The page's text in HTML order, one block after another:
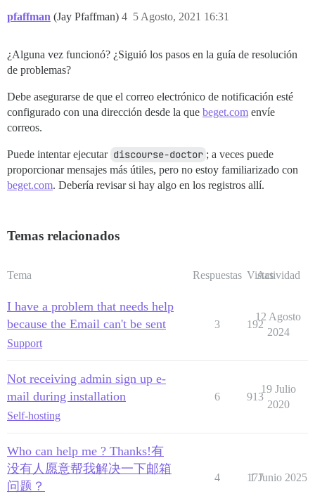
pfaffman (Jay Pfaffman) 5 Agosto, 2021 16:31
4
¿Alguna vez funcionó? ¿Siguió los pasos en la guía de resolución
de problemas?
Debe asegurarse de que el correo electrónico de notificación esté
configurado con una dirección desde la que beget.com envíe
correos.
Puede intentar ejecutar discourse-doctor ; a veces puede
proporcionar mensajes más útiles, pero no estoy familiarizado con
beget.com. Debería revisar si hay algo en los registros allí.
Temas relacionados
Tema Respuestas Vistas
Actividad
I have a problem that needs help
because the Email can't be sent
Support
3 192
12 Agosto
2024
Not receiving admin sign up e-
mail during installation
Self-hosting
6 913
19 Julio
2020
Who can help me ? Thanks!有
没有人愿意帮我解决一下邮箱
问题？
4 177
1 Junio 2025